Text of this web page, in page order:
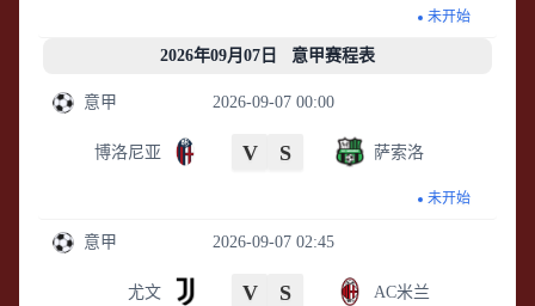
未开始
2026年09月07日 意甲赛程表
2026-09-07 00:00
意甲
博洛尼亚 V S 萨索洛
未开始
2026-09-07 02:45
意甲
尤文 V S AC米兰